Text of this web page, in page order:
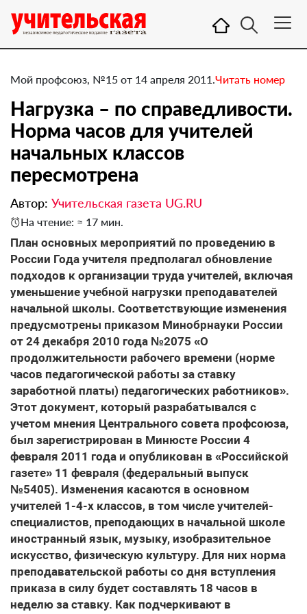
Мой профсоюз, №15 от 14 апреля 2011.Читать номер
Нагрузка – по справедливости.
Норма часов для учителей
начальных классов
пересмотрена
Автор: Учительская газета UG.RU
На чтение: ≈ 17 мин.
План основных мероприятий по проведению в
России Года учителя предполагал обновление
подходов к организации труда учителей, включая
уменьшение учебной нагрузки преподавателей
начальной школы. Соответствующие изменения
предусмотрены приказом Минобрнауки России
от 24 декабря 2010 года №2075 «О
продолжительности рабочего времени (норме
часов педагогической работы за ставку
заработной платы) педагогических работников».
Этот документ, который разрабатывался с
учетом мнения Центрального совета профсоюза,
был зарегистрирован в Минюсте России 4
февраля 2011 года и опубликован в «Российской
газете» 11 февраля (федеральный выпуск
№5405). Изменения касаются в основном
учителей 1-4-х классов, в том числе учителей-
специалистов, преподающих в начальной школе
иностранный язык, музыку, изобразительное
искусство, физическую культуру. Для них норма
преподавательской работы со дня вступления
приказа в силу будет составлять 18 часов в
неделю за ставку. Как подчеркивают в